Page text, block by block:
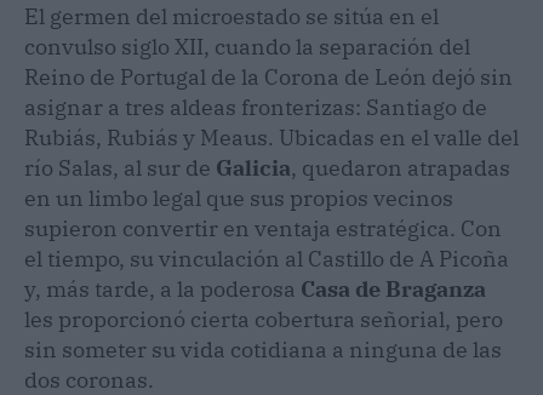
El germen del microestado se sitúa en el
convulso siglo XII, cuando la separación del
Reino de Portugal de la Corona de León dejó sin
asignar a tres aldeas fronterizas: Santiago de
Rubiás, Rubiás y Meaus. Ubicadas en el valle del
río Salas, al sur de Galicia, quedaron atrapadas
en un limbo legal que sus propios vecinos
supieron convertir en ventaja estratégica. Con
el tiempo, su vinculación al Castillo de A Picoña
y, más tarde, a la poderosa Casa de Braganza
les proporcionó cierta cobertura señorial, pero
sin someter su vida cotidiana a ninguna de las
dos coronas.